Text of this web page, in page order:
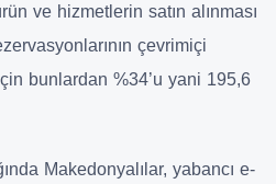
ve hizmetlerin satın alınması
çevrimiçi
bunlardan %34’u yani 195,6
Makedonyalılar, yabancı e-